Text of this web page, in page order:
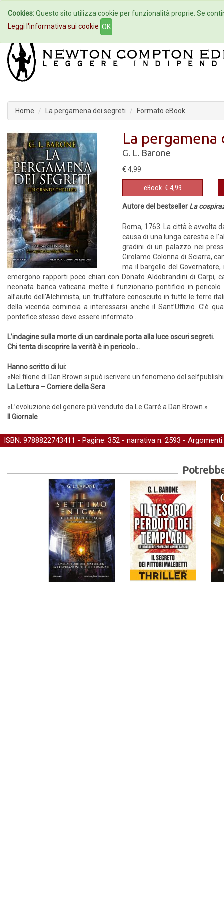
Home Autori Eventi
Home La pergamena dei segreti Formato eBook
La
G. L. Barone
€ 4,99
eBook € 4,99
Autore del bestseller La
Roma, 1763. La città è avvolta
causa di una lunga carestia e
gradini di un palazzo nei
Girolamo Colonna di Sciarra,
ma il bargello del
emergono rapporti poco chiari con Donato Aldobrandini di
neonata banca vaticana mette il funzionario pontificio in
all’aiuto dell’Alchimista, un truffatore conosciuto in tutte le terre
della vicenda comincia a interessarsi anche il Sant’Uffizio. C’è
pontefice stesso deve essere informato…
L’indagine sulla morte di un cardinale porta alla luce oscuri segreti.
Chi tenta di scoprire la verità è in pericolo…
Hanno scritto di lui:
«Nel filone di Dan Brown si può iscrivere un fenomeno del
La Lettura – Corriere della Sera
«L’evoluzione del genere più venduto da Le Carré a Dan Brown.»
Il Giornale
ISBN: 9788822743411 - Pagine: 352 - narrativa n. 2593 -
Cookies:Questo sito utilizza cookie per funzionalità proprie. Se
Leggi l'informativa sui cookie OK